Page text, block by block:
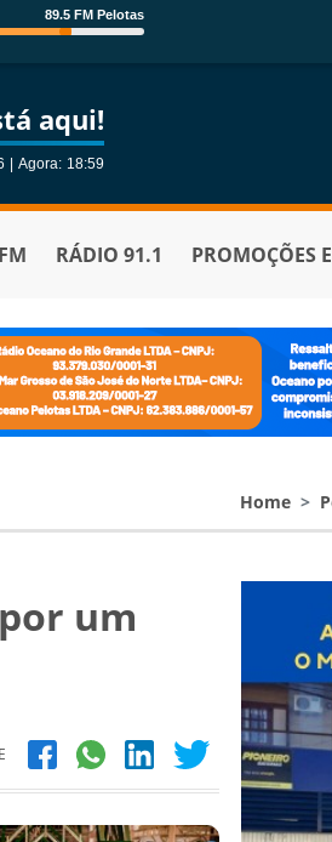
89.5 FM Pelotas
aqui!
| Agora: 18:59
RÁDIO 91.1 PROMOÇÕES
Home
um